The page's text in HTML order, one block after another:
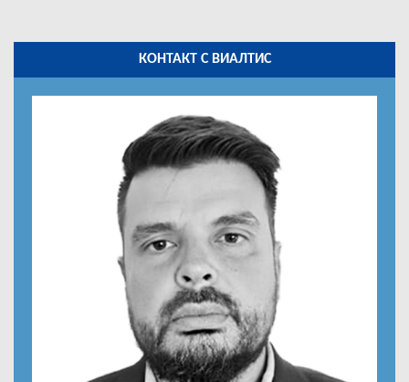
КОНТАКТ С ВИАЛТИС